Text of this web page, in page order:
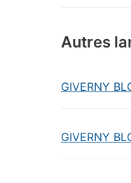
Autres
GIVERNY
GIVERNY